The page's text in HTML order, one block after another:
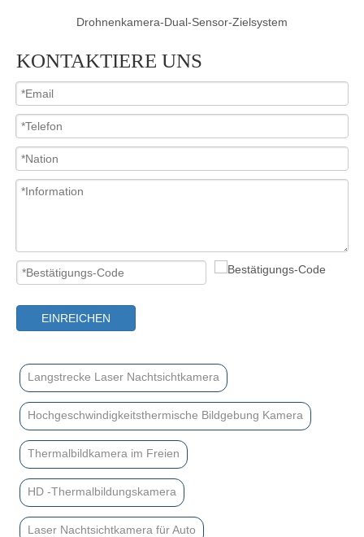
Drohnenkamera-Dual-Sensor-Zielsystem
KONTAKTIERE UNS
EINREICHEN
Langstrecke Laser Nachtsichtkamera
Hochgeschwindigkeitsthermische Bildgebung Kamera
Thermalbildkamera im Freien
HD -Thermalbildungskamera
Laser Nachtsichtkamera für Auto